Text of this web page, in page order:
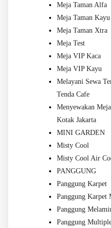
Meja Taman Alfa
Meja Taman Kayu
Meja Taman Xtra
Meja Test
Meja VIP Kaca
Meja VIP Kayu
Melayani Sewa
Tenda Cafe
Menyewakan
Kotak Jakarta
MINI GARDEN
Misty Cool
Misty Cool Air
PANGGUNG
Panggung Karpet
Panggung Karpet
Panggung
Panggung